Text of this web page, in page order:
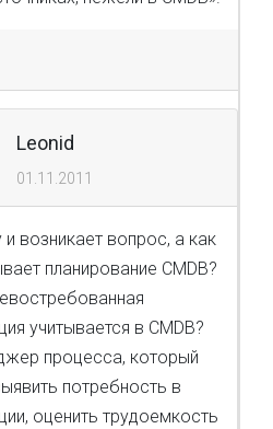
Leonid
01.11.2011
и возникает вопрос, а как
планирование CMDB?
учитывается в CMDB?
процесса, который
потребность в
оценить трудоемкость